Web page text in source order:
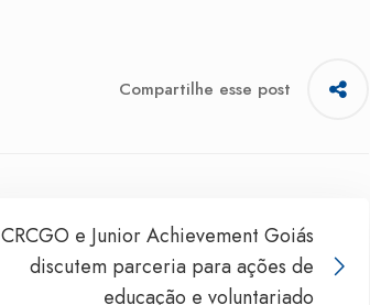
Compartilhe esse post
CRCGO e Junior Achievement Goiás
discutem parceria para ações de
educação e voluntariado